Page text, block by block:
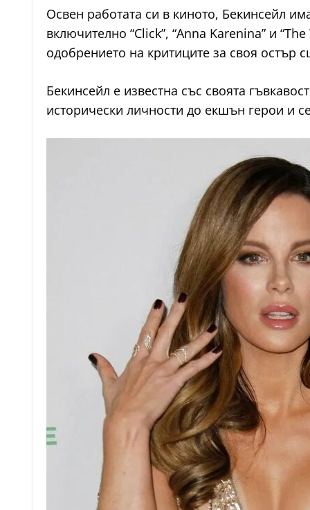
Освен работата си в киното, Бекинсейл
включително “Click”, “Anna Karenina” и
одобрението на критиците за своя остър
Бекинсейл е известна със своята
исторически личности до екшън герои и